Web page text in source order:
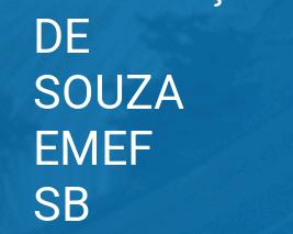
DE
SOUZA
EMEF
SB